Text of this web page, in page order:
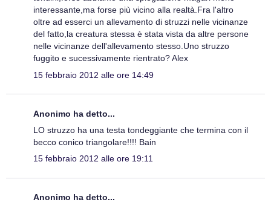
interessante,ma forse più vicino alla realtà.Fra l'altro
oltre ad esserci un allevamento di struzzi nelle vicinanze
del fatto,la creatura stessa è stata vista da altre persone
nelle vicinanze dell'allevamento stesso.Uno struzzo
fuggito e sucessivamente rientrato? Alex
15 febbraio 2012 alle ore 14:49
Anonimo ha detto...
LO struzzo ha una testa tondeggiante che termina con il
becco conico triangolare!!!! Bain
15 febbraio 2012 alle ore 19:11
Anonimo ha detto...